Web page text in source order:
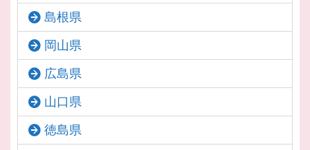
島根県
岡山県
広島県
山口県
徳島県